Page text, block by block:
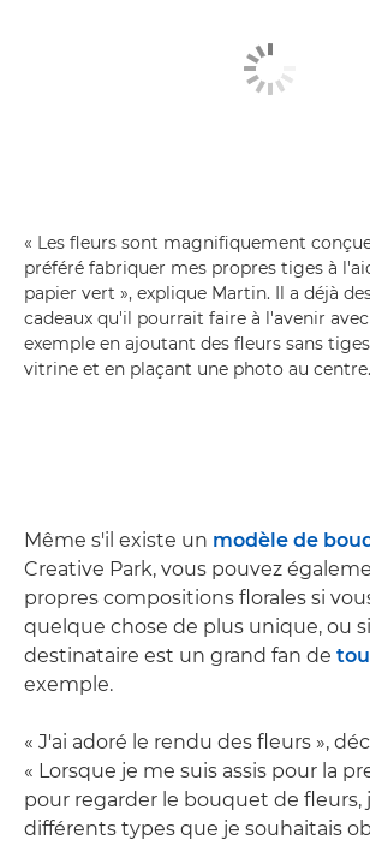
« Les fleurs sont magnifiquement
préféré fabriquer mes propres tiges à
papier vert », explique Martin. Il a déjà
cadeaux qu'il pourrait faire à l'avenir
exemple en ajoutant des fleurs sans
vitrine et en plaçant une photo au centre.
Même s'il existe un modèle de
Creative Park, vous pouvez
propres compositions florales si
quelque chose de plus unique, ou
destinataire est un grand fan de
exemple.
« J'ai adoré le rendu des fleurs »,
« Lorsque je me suis assis pour la
pour regarder le bouquet de fleurs,
différents types que je souhaitais